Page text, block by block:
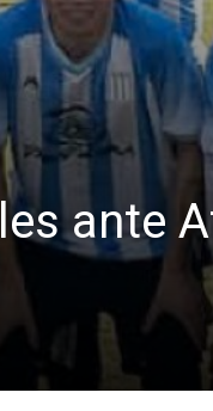
para agasajar a los
confirmada y planteles
ante